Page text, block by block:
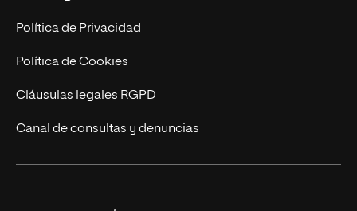
Marketing y Comunicación
Ingeniería
Diseño
Ciencias de la Salud
Política de Privacidad
Política de Cookies
Cláusulas legales RGPD
Canal de consultas y denuncias